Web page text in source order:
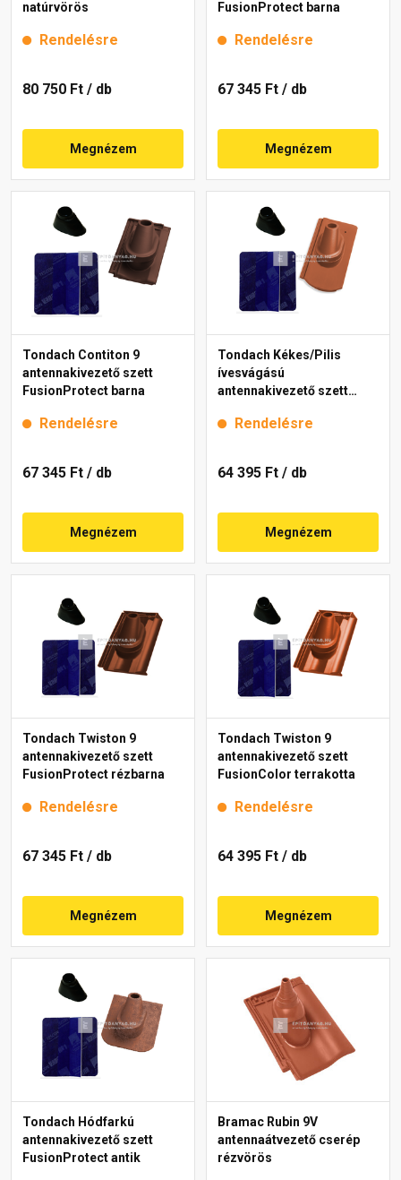
natúrvörös
Rendelésre
80 750 Ft / db
Megnézem
FusionProtect barna
Rendelésre
67 345 Ft / db
Megnézem
Tondach Contiton 9
antennakivezető szett
FusionProtect barna
Rendelésre
67 345 Ft / db
Megnézem
Tondach Kékes/Pilis
ívesvágású
antennakivezető szett
Rendelésre
64 395 Ft / db
Megnézem
Tondach Twiston 9
antennakivezető szett
FusionProtect rézbarna
Rendelésre
67 345 Ft / db
Megnézem
Tondach Twiston 9
antennakivezető szett
FusionColor terrakotta
Rendelésre
64 395 Ft / db
Megnézem
Tondach Hódfarkú
antennakivezető szett
FusionProtect antik
Bramac Rubin 9V
antennaátvezető cserép
rézvörös